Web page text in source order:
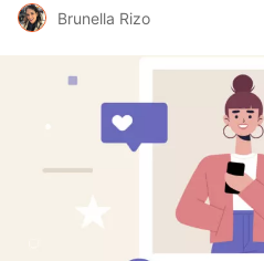
Brunella Rizo